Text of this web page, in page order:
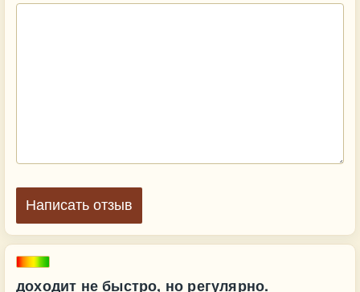
доходит не быстро, но регулярно.
Написать отзыв